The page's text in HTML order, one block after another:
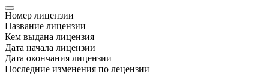
Номер лицензии
Название лицензии
Кем выдана лицензия
Дата начала лицензии
Дата окончания лицензии
Последние изменения по лецензии